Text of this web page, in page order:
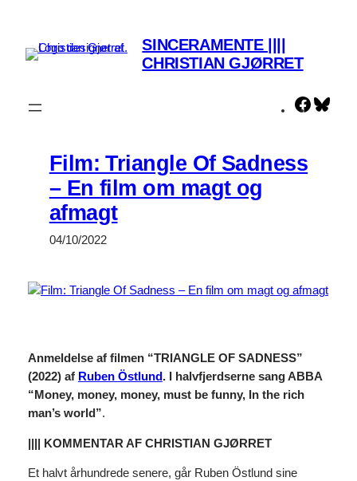
indhold
SINCERAMENTE ||||
CHRISTIAN GJØRRET
Film: Triangle Of Sadness
– En film om magt og
afmagt
04/10/2022
Anmeldelse af filmen “TRIANGLE OF SADNESS”
(2022) af Ruben Östlund. I halvfjerdserne sang ABBA
“Money, money, money, must be funny, In the rich
man’s world”.
|||| KOMMENTAR AF CHRISTIAN GJØRRET
Et halvt århundrede senere, går Ruben Östlund sine